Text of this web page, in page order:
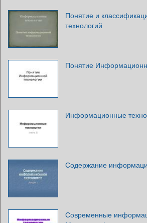
Понятие и
технологий
Понятие
Информационные
Содержание
Современные